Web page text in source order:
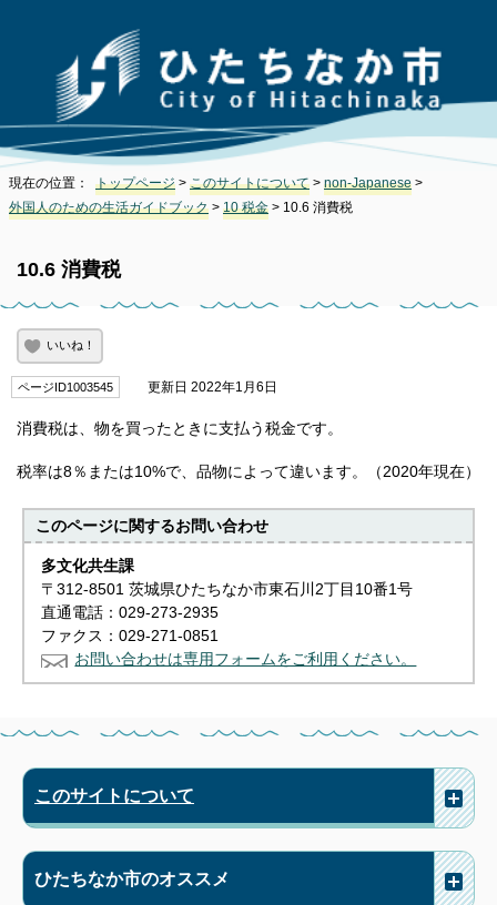
現在の位置： トップページ > このサイトについて > non-Japanese >
外国人のための生活ガイドブック > 10 税金 > 10.6 消費税
10.6 消費税
いいね！
ページID1003545 更新日 2022年1月6日
消費税は、物を買ったときに支払う税金です。
税率は8％または10%で、品物によって違います。（2020年現在）
このページに関するお問い合わせ
多文化共生課
〒312-8501 茨城県ひたちなか市東石川2丁目10番1号
直通電話：029-273-2935
ファクス：029-271-0851
お問い合わせは専用フォームをご利用ください。
このサイトについて
ひたちなか市のオススメ